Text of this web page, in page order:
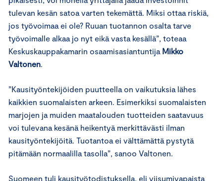
tulevan kesän satoa varten tekemättä. Miksi ottaa riskiä,
jos työvoimaa ei ole? Ruuan tuotannon osalta tarve
työvoimalle alkaa jo nyt eikä vasta kesällä”, toteaa
Keskuskauppakamarin osaamisasiantuntija Mikko
Valtonen.
”Kausityöntekijöiden puutteella on vaikutuksia lähes
kaikkien suomalaisten arkeen. Esimerkiksi suomalaisten
marjojen ja muiden maatalouden tuotteiden saatavuus
voi tulevana kesänä heikentyä merkittävästi ilman
kausityöntekijöitä. Tuotantoa ei välttämättä pystytä
pitämään normaalilla tasolla”, sanoo Valtonen.
Suomeen tuli kausityötodistuksella, eli viisumivapaista